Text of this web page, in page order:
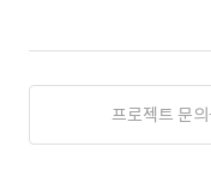
프로젝트 문